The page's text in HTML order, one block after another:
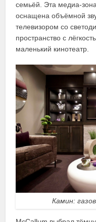
семьёй. Эта медиа-
оснащена объёмной
телевизором со
пространство с
маленький кинотеатр.
Камин: